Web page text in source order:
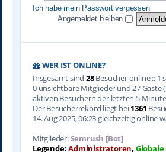
Ich habe mein Passwort vergessen
Angemeldet bleiben
WER IST ONLINE?
Insgesamt sind 28Besucher online :: 1
0 unsichtbare Mitglieder und 27 Gäste
aktiven Besuchern der letzten 5
Der Besucherrekord liegt bei1361
14. Aug 2025, 06:23 gleichzeitig online
Mitglieder:Semrush [Bot]
Legende:Administratoren,